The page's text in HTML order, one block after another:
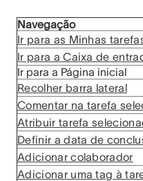
Navegação
Ir para as Minhas
Ir para a Caixa de
Ir para a Página inicial
Recolher barra lateral
Comentar na tarefa
Atribuir tarefa
Definir a data de
Adicionar colaborador
Adicionar uma tag à